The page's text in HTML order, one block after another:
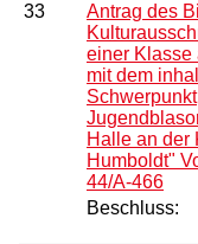
33
Antrag des
einer Klasse
mit dem
Schwerpunkt
Halle an der
Humboldt"
44/A-466
Beschluss: